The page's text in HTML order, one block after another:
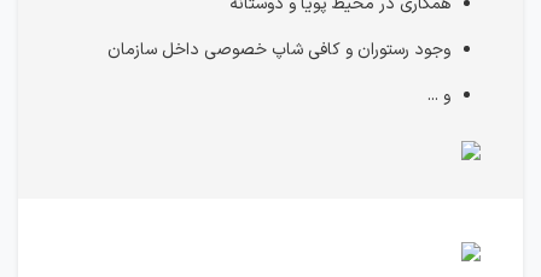
وجود رستوران و کافی شاپ خصوصی داخل سازمان
و ...